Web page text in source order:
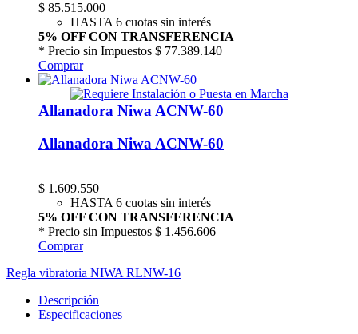
$ 85.515.000
HASTA 6 cuotas sin interés
5% OFF CON TRANSFERENCIA
* Precio sin Impuestos $ 77.389.140
Comprar
Allanadora Niwa ACNW-60
Allanadora Niwa ACNW-60
$ 1.609.550
HASTA 6 cuotas sin interés
5% OFF CON TRANSFERENCIA
* Precio sin Impuestos $ 1.456.606
Comprar
Regla vibratoria NIWA RLNW-16
Descripción
Especificaciones